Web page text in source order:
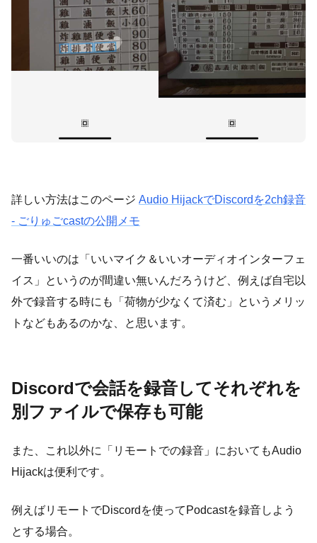
詳しい方法はこのページ Audio HijackでDiscordを2ch録音
- ごりゅごcastの公開メモ
一番いいのは「いいマイク＆いいオーディオインターフェ
イス」というのが間違い無いんだろうけど、例えば自宅以
外で録音する時にも「荷物が少なくて済む」というメリッ
トなどもあるのかな、と思います。
Discordで会話を録音してそれぞれを
別ファイルで保存も可能
また、これ以外に「リモートでの録音」においてもAudio
Hijackは便利です。
例えばリモートでDiscordを使ってPodcastを録音しよう
とする場合。